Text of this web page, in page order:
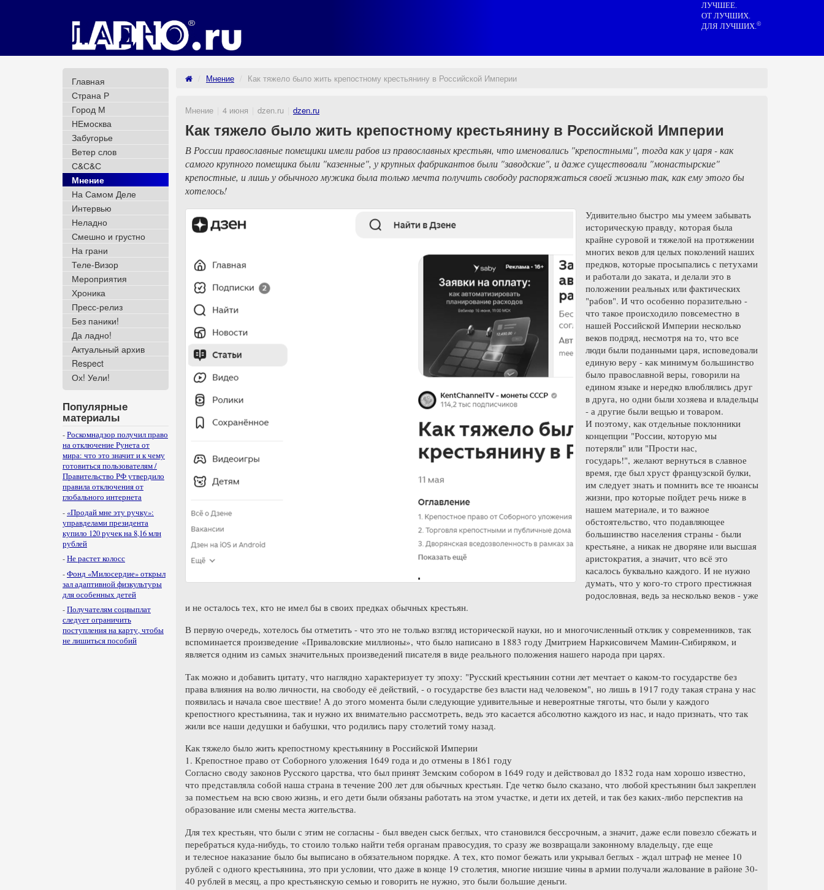
ЛУЧШЕЕ.
ОТ ЛУЧШИХ.
ДЛЯ ЛУЧШИХ.©
Главная
Страна Р
Город М
НЕмосква
Забугорье
Ветер слов
С&С&С
Мнение
На Самом Деле
Интервью
Неладно
Смешно и грустно
На грани
Теле-Визор
Мероприятия
Хроника
Пресс-релиз
Без паники!
Да ладно!
Актуальный архив
Respect
Ох! Уели!
Популярные
материалы
-Роскомнадзор получил право
на отключение Рунета от
мира: что это значит и к чему
готовиться пользователям /
Правительство РФ утвердило
правила отключения от
глобального интернета
- «Продай мне эту ручку»:
управделами президента
купило 120 ручек на 8,16 млн
рублей
-Не растет колосс
-Фонд «Милосердие» открыл
зал адаптивной физкультуры
для особенных детей
-Получателям соцвыплат
следует ограничить
поступления на карту, чтобы
не лишиться пособий
Мнение Как тяжело было жить крепостному крестьянину в Российской Империи
Мнение 4 июня dzen.ru dzen.ru
Как тяжело было жить крепостному крестьянину в Российской Империи
В России православные помещики имели рабов из православных крестьян, что именовались "крепостными", тогда как у царя - как
самого крупного помещика были "казенные", у крупных фабрикантов были "заводские", и даже существовали "монастырские"
крепостные, и лишь у обычного мужика была только мечта получить свободу распоряжаться своей жизнью так, как ему этого бы
хотелось!
Удивительно быстро мы умеем забывать
историческую правду, которая была
крайне суровой и тяжелой на протяжении
многих веков для целых поколений наших
предков, которые просыпались с петухами
и работали до заката, и делали это в
положении реальных или фактических
"рабов". И что особенно поразительно -
что такое происходило повсеместно в
нашей Российской Империи несколько
веков подряд, несмотря на то, что все
люди были поданными царя, исповедовали
единую веру - как минимум большинство
было православной веры, говорили на
едином языке и нередко влюблялись друг
в друга, но одни были хозяева и владельцы
- а другие были вещью и товаром.
И поэтому, как отдельные поклонники
концепции "России, которую мы
потеряли" или "Прости нас,
государь!", желают вернуться в славное
время, где был хруст французской булки,
им следует знать и помнить все те нюансы
жизни, про которые пойдет речь ниже в
нашем материале, и то важное
обстоятельство, что подавляющее
большинство населения страны - были
крестьяне, а никак не дворяне или высшая
аристократия, а значит, что всё это
касалось буквально каждого. И не нужно
думать, что у кого-то строго престижная
родословная, ведь за несколько веков - уже
и не осталось тех, кто не имел бы в своих предках обычных крестьян.
В первую очередь, хотелось бы отметить - что это не только взгляд исторической науки, но и многочисленный отклик у современников, так
вспоминается произведение «Приваловские миллионы», что было написано в 1883 году Дмитрием Наркисовичем Мамин-Сибиряком, и
является одним из самых значительных произведений писателя в виде реального положения нашего народа при царях.
Так можно и добавить цитату, что наглядно характеризует ту эпоху: "Русский крестьянин сотни лет мечтает о каком-то государстве без
права влияния на волю личности, на свободу её действий, - о государстве без власти над человеком", но лишь в 1917 году такая страна у нас
появилась и начала свое шествие! А до этого момента были следующие удивительные и невероятные тяготы, что были у каждого
крепостного крестьянина, так и нужно их внимательно рассмотреть, ведь это касается абсолютно каждого из нас, и надо признать, что так
жили все наши дедушки и бабушки, что родились пару столетий тому назад.
Как тяжело было жить крепостному крестьянину в Российской Империи
1. Крепостное право от Соборного уложения 1649 года и до отмены в 1861 году
Согласно своду законов Русского царства, что был принят Земским собором в 1649 году и действовал до 1832 года нам хорошо известно,
что представляла собой наша страна в течение 200 лет для обычных крестьян. Где четко было сказано, что любой крестьянин был закреплен
за поместьем на всю свою жизнь, и его дети были обязаны работать на этом участке, и дети их детей, и так без каких-либо перспектив на
образование или смены места жительства.
Для тех крестьян, что были с этим не согласны - был введен сыск беглых, что становился бессрочным, а значит, даже если повезло сбежать и
перебраться куда-нибудь, то стоило только найти тебя органам правосудия, то сразу же возвращали законному владельцу, где еще
и телесное наказание было бы выписано в обязательном порядке. А тех, кто помог бежать или укрывал беглых - ждал штраф не менее 10
рублей с одного крестьянина, это при условии, что даже в конце 19 столетия, многие низшие чины в армии получали жалование в районе 30-
40 рублей в месяц, а про крестьянскую семью и говорить не нужно, это были большие деньги.